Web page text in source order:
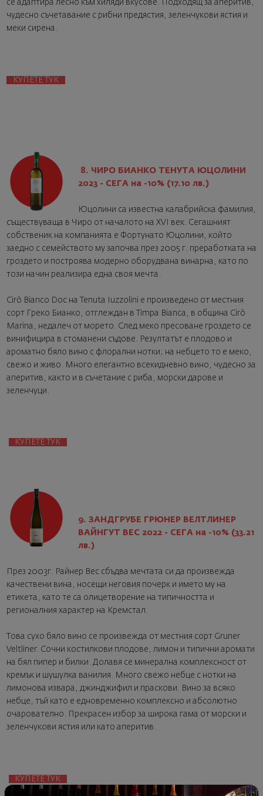
се адаптира лесно към хиляди вкусове. Подходящ за аперитив,
чудесно съчетавание с рибни предястия, зеленчукови ястия и
меки сирена.
КУПЕТЕ ТУК
8. ЧИРО БИАНКО ТЕНУТА ЮЦОЛИНИ
2023 - СЕГА на -10% (17.10 лв.)
Юцолини са известна калабрийска фамилия,
съществуваща в Чиро от началото на XVI век. Сегашният
собственик на компанията е Фортунато Юцолини, който
заедно с семейството му започва през 2005 г. преработката на
гроздето и построява модерно оборудвана винарна, като по
този начин реализира една своя мечта.
Cirò Bianco Doc на Tenuta Iuzzolini е произведено от местния
сорт Греко Бианко, отглеждан в Timpa Bianca, в община Cirò
Marina, недалеч от морето. След меко пресоване гроздето се
винифицира в стоманени съдове. Резултатът е плодово и
ароматно бяло вино с флорални нотки; на небцето то е меко,
свежо и живо. Много елегантно всекидневно вино, чудесно за
аперитив, както и в съчетaние с риба, морски дарове и
зеленчуци.
КУПЕТЕ ТУК
9. ЗАНДГРУБЕ ГРЮНЕР ВЕЛТЛИНЕР
ВАЙНГУТ ВЕС 2022 - СЕГА на -10% (33.21
лв.)
През 2003г. Райнер Вес сбъдва мечтата си да произвежда
качествени вина, носещи неговия почерк и името му на
етикета, като те са олицетворение на типичността и
регионалния характер на Кремстал.
Това сухо бяло вино се произвежда от местния сорт Gruner
Veltliner. Сочни костилкови плодове, лимон и типични аромати
на бял пипер и билки. Долавя се минерална комплексност от
кремък и шушулка ванилия. Много свежо небце с нотки на
лимонова извара, джинджифил и праскови. Вино за всяко
небце, тъй като е едновременно комплексно и абсолютно
очарователно. Прекрасен избор за широка гама от морски и
зеленчукови ястия или като аперитив.
КУПЕТЕ ТУК